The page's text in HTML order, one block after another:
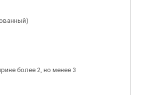
более 2, но менее 3